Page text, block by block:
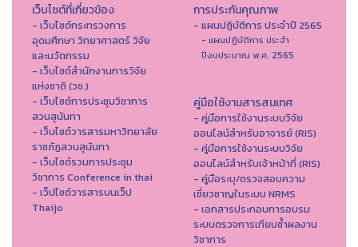
เว็บไซต์ที่เกี่ยวข้อง
- เว็บไซต์กระทรวงการ
อุดมศึกษา วิทยาศาสตร์ วิจัย
และนวัตกรรม
- เว็บไซต์สำนักงานการวิจัย
แห่งชาติ (วช.)
- เว็บไซต์การประชุมวิชาการ
สวนสุนันทา
- เว็บไซต์วารสารมหาวิทยาลัย
ราชภัฏสวนสุนันทา
- เว็บไซต์รวมการประชุม
วิชาการ Conference in thai
- เว็ปไซต์วารสารบนเว็ป
Thaijo
การประกันคุณภาพ
- แผนปฏิบัติการ ประจำปี 2565
- แผนปฏิบัติการ ประจำ
ปีงบประมาณ พ.ศ. 2565
คู่มือใช้งานสารสนเทศ
- คู่มือการใช้งานระบบวิจัย
ออนไลน์สำหรับอาจารย์ (RIS)
- คู่มือการใช้งานระบบวิจัย
ออนไลน์สำหรับเจ้าหน้าที่ (RIS)
- คู่มือระบุ/ตรวจสอบความ
เชี่ยวชาญในระบบ NRMS
- เอกสารประกอบการอบรม
ระบบตรวจการเทียบซ้ำผลงาน
วิชาการ